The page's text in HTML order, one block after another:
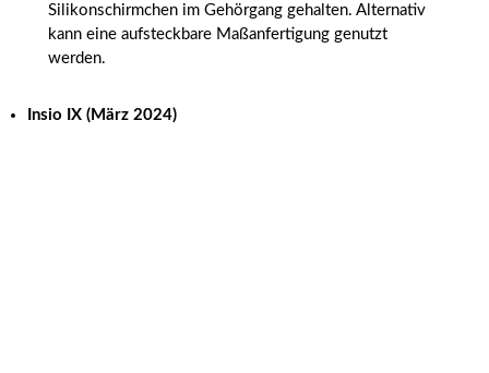
Silikonschirmchen im Gehörgang gehalten. Alternativ
kann eine aufsteckbare Maßanfertigung genutzt
werden.
Insio IX (März 2024)